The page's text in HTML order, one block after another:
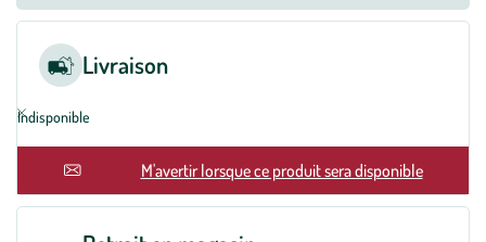
Livraison
Indisponible
En rupture M'avertir lorsque ce produit sera disponible